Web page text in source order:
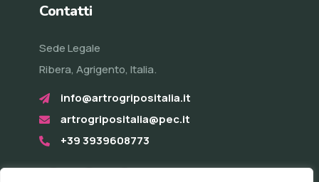
Contatti
Sede Legale
Ribera, Agrigento, Italia.
info@artrogripositalia.it
artrogripositalia@pec.it
+39 3939608773